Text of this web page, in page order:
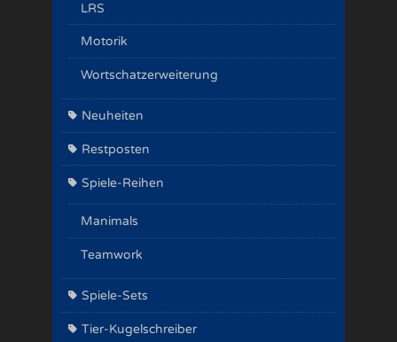
LRS
Motorik
Wortschatzerweiterung
Neuheiten
Restposten
Spiele-Reihen
Manimals
Teamwork
Spiele-Sets
Tier-Kugelschreiber